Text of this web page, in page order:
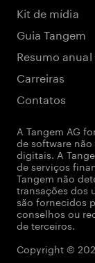
Kit de mídia
Guia Tangem
Resumo
Carreiras
Contatos
A Tangem AG
de software
digitais. A
de serviços
Tangem não
transações dos
são fornecidos
conselhos ou
de terceiros.